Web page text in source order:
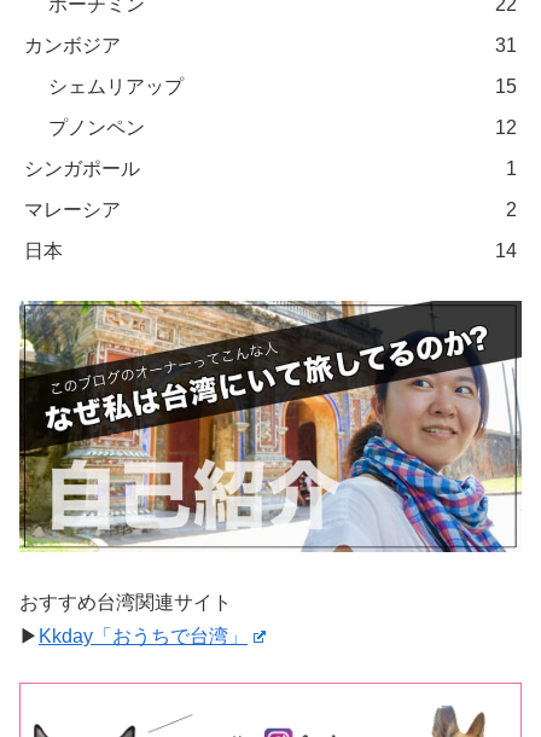
カンボジア
31
シェムリアップ
15
プノンペン
12
シンガポール
1
マレーシア
2
日本
14
おすすめ台湾関連サイト
▶︎ Kkday「おうちで台湾」